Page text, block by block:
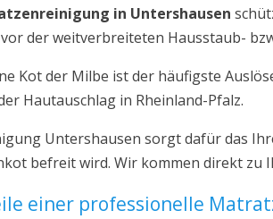
in Untershausen
der weitverbreiteten Hausstaub-
Kot der Milbe ist der häufigste
Hautauschlag in Rheinland-Pfalz.
Untershausen sorgt dafür das
befreit wird. Wir kommen direkt zu
einer professionelle